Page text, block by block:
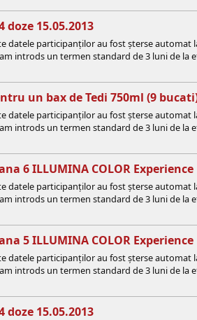
doze 15.05.2013
datele participanților au fost șterse
introds un termen standard de 3 luni de
un bax de Tedi 750ml (9
datele participanților au fost șterse
introds un termen standard de 3 luni de
6 ILLUMINA COLOR Experience
datele participanților au fost șterse
introds un termen standard de 3 luni de
5 ILLUMINA COLOR Experience
datele participanților au fost șterse
introds un termen standard de 3 luni de
doze 15.05.2013